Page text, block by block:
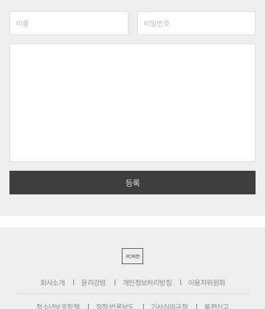
PC버전
회사소개 윤리강령 개인정보처리방침 이용자위원회
청소년보호정책 정정·반론보도 기사심의규정 불편신고